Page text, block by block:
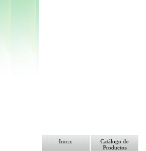
Inicio
Catálogo de
Productos